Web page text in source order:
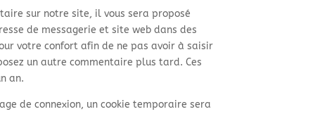
sur notre site, il vous sera proposé
de messagerie et site web dans des
votre confort afin de ne pas avoir à saisir
un autre commentaire plus tard. Ces
an.
de connexion, un cookie temporaire sera